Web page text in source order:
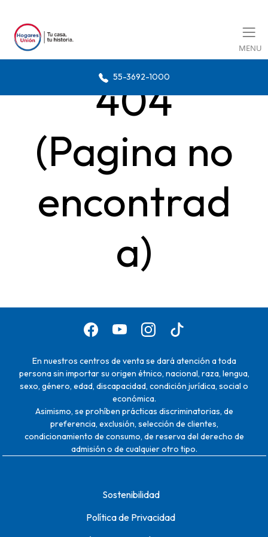
MENU
55-3692-1000
404
(Pagina no
encontrad
a)
En nuestros centros de venta se dará atención a toda
persona sin importar su origen étnico, nacional, raza, lengua,
sexo, género, edad, discapacidad, condición jurídica, social o
económica.
Asimismo, se prohíben prácticas discriminatorias, de
preferencia, exclusión, selección de clientes,
condicionamiento de consumo, de reserva del derecho de
admisión o de cualquier otro tipo.
Sostenibilidad
Política de Privacidad